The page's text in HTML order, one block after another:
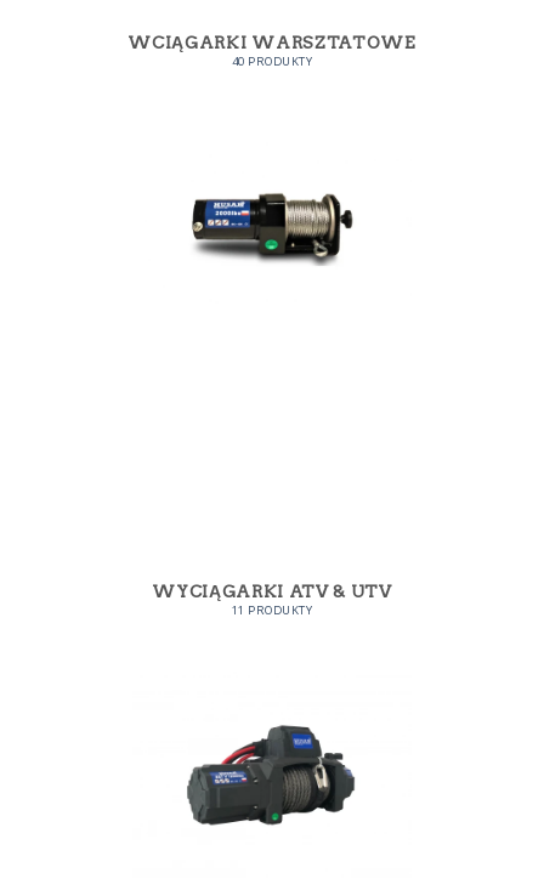
WCIĄGARKI WARSZTATOWE
40 PRODUKTY
WYCIĄGARKI ATV & UTV
11 PRODUKTY